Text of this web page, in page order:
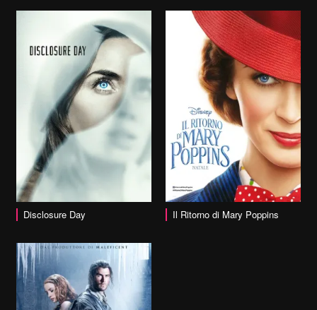
Disclosure Day
vai alla scheda Il Ritorno di Mary Poppins